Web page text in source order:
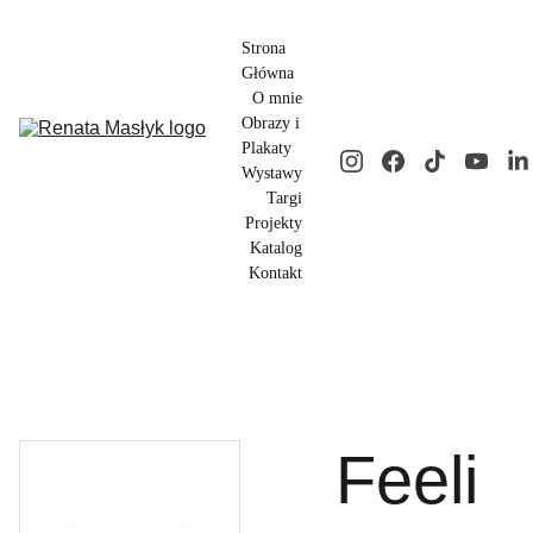
Strona
Główna
O mnie
Obrazy i
Plakaty
Wystawy
Targi
Projekty
Katalog
Kontakt
Feeli